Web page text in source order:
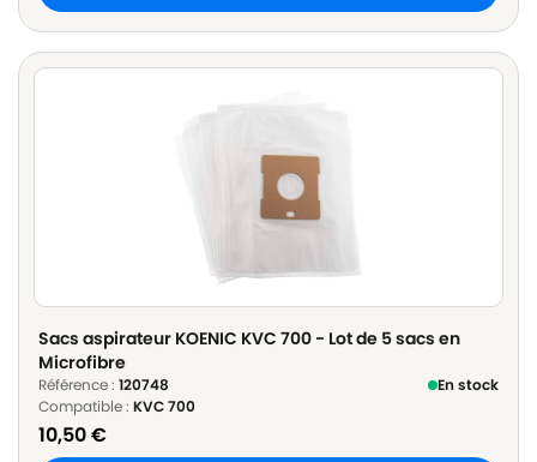
Sacs aspirateur KOENIC KVC 700 - Lot de 5 sacs en
Microfibre
Référence : 120748
En stock
Compatible : KVC 700
10,50€